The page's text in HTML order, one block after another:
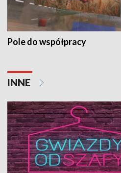
Pole do współpracy
INNE